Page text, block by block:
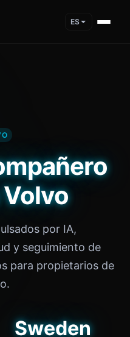
ES
por IA,
y seguimiento de
para propietarios de
Sweden